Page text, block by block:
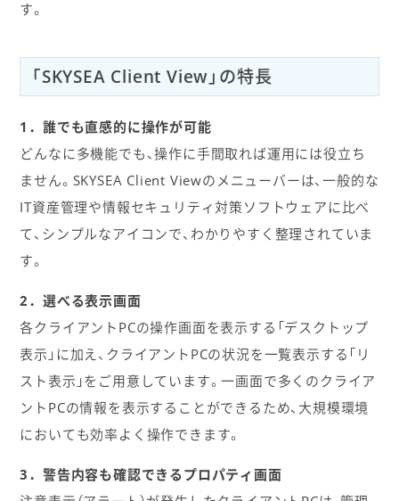
す。
「SKYSEA Client View」の特長
1．誰でも直感的に操作が可能
どんなに多機能でも、操作に手間取れば運用には役立ち
ません。SKYSEA Client Viewのメニューバーは、一般的な
IT資産管理や情報セキュリティ対策ソフトウェアに比べ
て、シンプルなアイコンで、わかりやすく整理されていま
す。
2．選べる表示画面
各クライアントPCの操作画面を表示する「デスクトップ
表示」に加え、クライアントPCの状況を一覧表示する「リ
スト表示」をご用意しています。一画面で多くのクライア
ントPCの情報を表示することができるため、大規模環境
においても効率よく操作できます。
3．警告内容も確認できるプロパティ画面